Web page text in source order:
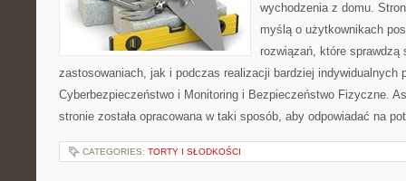
wychodzenia z domu.
myślą o użytkownikach
rozwiązań, które sprawdzą
zastosowaniach, jak i podczas realizacji bardziej indywidualnych
Cyberbezpieczeństwo i Monitoring i Bezpieczeństwo Fizyczne.
stronie została opracowana w taki sposób, aby odpowiadać na
CATEGORIES: TORTY I SŁODKOŚCI